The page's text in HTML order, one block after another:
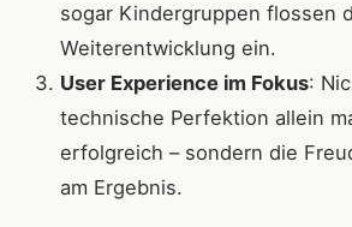
sogar Kindergruppen flossen
Weiterentwicklung ein.
User Experience im Fokus:
technische Perfektion allein
erfolgreich – sondern die
am Ergebnis.